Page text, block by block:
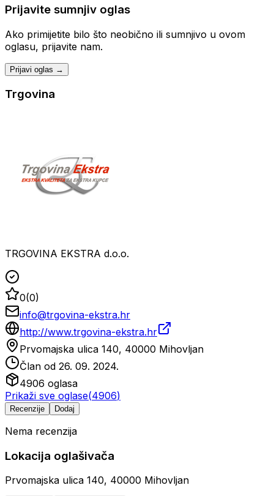
Prijavite sumnjiv oglas
Ako primijetite bilo što neobično ili sumnjivo u ovom
oglasu, prijavite nam.
Prijavi oglas →
Trgovina
TRGOVINA EKSTRA d.o.o.
0(0)
info@trgovina-ekstra.hr
http://www.trgovina-ekstra.hr
Prvomajska ulica 140, 40000 Mihovljan
Član od 26. 09. 2024.
4906 oglasa
Prikaži sve oglase(4906)
Recenzije Dodaj
Nema recenzija
Lokacija oglašivača
Prvomajska ulica 140, 40000 Mihovljan